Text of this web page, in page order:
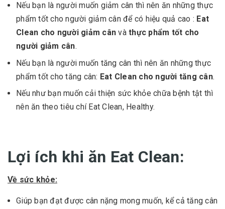
Nếu bạn là người muốn giảm cân thì nên ăn những thực
phẩm tốt cho người giảm cân để có hiệu quả cao : Eat
Clean cho người giảm cân và thực phẩm tốt cho
người giảm cân.
Nếu bạn là người muốn tăng cân thì nên ăn những thực
phẩm tốt cho tăng cân: Eat Clean cho người tăng cân.
Nếu như bạn muốn cải thiện sức khỏe chữa bệnh tật thì
nên ăn theo tiêu chí Eat Clean, Healthy.
Lợi ích khi ăn Eat Clean:
Về sức khỏe:
Giúp bạn đạt được cân nặng mong muốn, kể cả tăng cân